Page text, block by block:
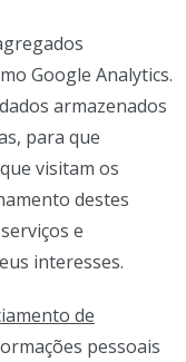
Google Analytics.
armazenados
para que
visitam os
destes
e
interesses.
de
pessoais